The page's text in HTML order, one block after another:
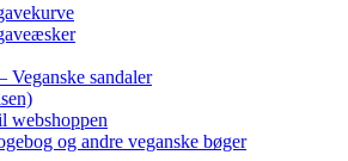
Veganske sandaler
webshoppen
og andre veganske bøger